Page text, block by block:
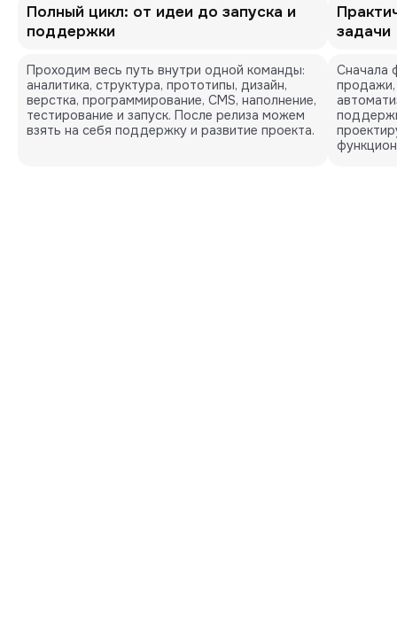
Полный цикл: от идеи до запуска и
поддержки
Проходим весь путь внутри одной команды:
аналитика, структура, прототипы, дизайн,
верстка, программирование, CMS, наполнение,
тестирование и запуск. После релиза можем
взять на себя поддержку и развитие проекта.
задачи
Сначала
продажи,